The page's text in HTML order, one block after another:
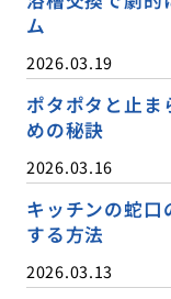
ム
2026.03.19
ポタポタと止ま
めの秘訣
2026.03.16
キッチンの蛇口
する方法
2026.03.13